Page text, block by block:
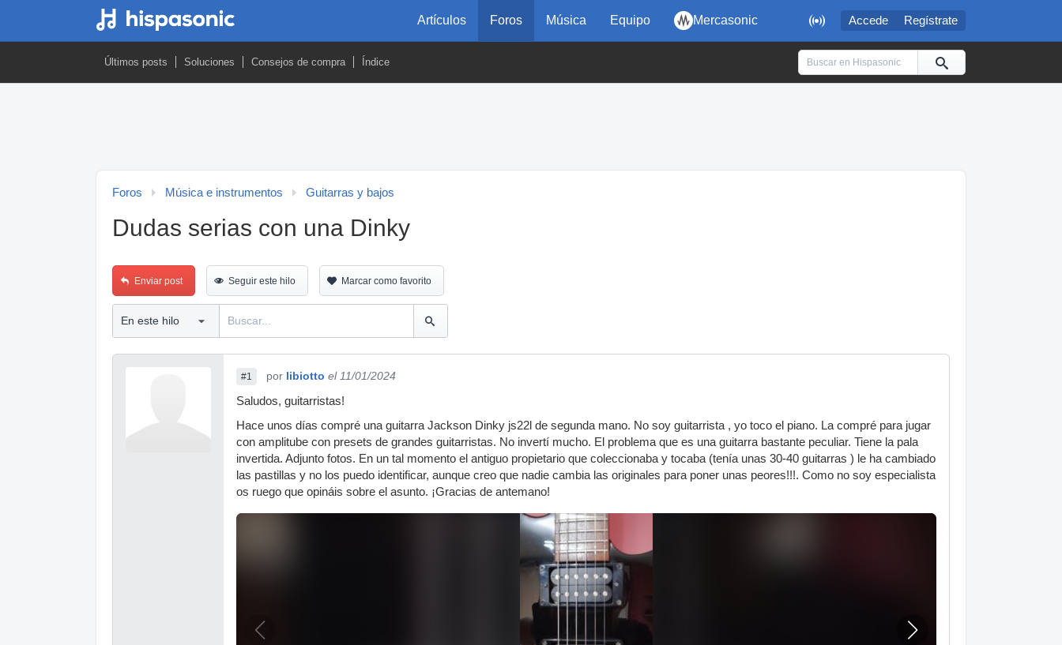
 Accede Regístrate
Artículos Foros Música Equipo Mercasonic
Últimos posts Soluciones Consejos de compra Índice
Foros Música e instrumentos Guitarras y bajos
Dudas serias con una Dinky
Enviar post Seguir este hilo Marcar como favorito
#1 por libiotto el 11/01/2024
Saludos, guitarristas!
Hace unos días compré una guitarra Jackson Dinky js22l de segunda mano. No soy guitarrista , yo toco el piano. La compré para jugar
con amplitube con presets de grandes guitarristas. No invertí mucho. El problema que es una guitarra bastante peculiar. Tiene la pala
invertida. Adjunto fotos. En un tal momento el antiguo propietario que coleccionaba y tocaba (tenía unas 30-40 guitarras ) le ha cambiado
las pastillas y no los puedo identificar, aunque creo que nadie cambia las originales para poner unas peores!!!. Como no soy especialista
os ruego que opináis sobre el asunto. ¡Gracias de antemano!